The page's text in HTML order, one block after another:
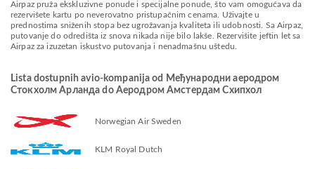
Airpaz pruža ekskluzivne ponude i specijalne ponude, što vam omogućava da
rezervišete kartu po neverovatno pristupačnim cenama. Uživajte u
prednostima sniženih stopa bez ugrožavanja kvaliteta ili udobnosti. Sa Airpaz,
putovanje do odredišta iz snova nikada nije bilo lakše. Rezervišite jeftin let sa
Airpaz za izuzetan iskustvo putovanja i nenadmašnu uštedu.
Lista dostupnih avio-kompanija od Међународни аеродром
Стокхолм Арланда do Aеродром Амстердам Схипхол
Norwegian Air Sweden
KLM Royal Dutch